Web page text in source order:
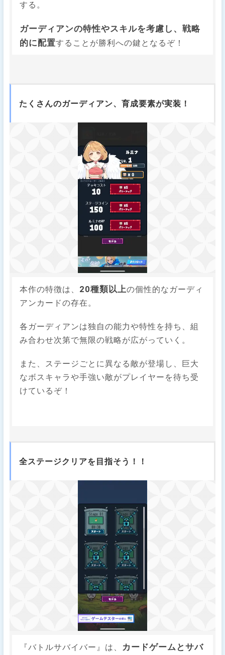
する。
​ガーディアンの特性やスキルを考慮し、戦略
的に配置することが勝利への鍵となるぞ！​
たくさんのガーディアン、育成要素が実装！
本作の特徴は、 20種類以上の個性的なガーディ
アンカードの存在。
​各ガーディアンは独自の能力や特性を持ち、組
み合わせ次第で無限の戦略が広がっていく。
​また、ステージごとに異なる敵が登場し、巨大
なボスキャラや手強い敵がプレイヤーを待ち受
けているぞ！
全ステージクリアを目指そう！！
『バトルサバイバー』は、 カードゲームとサバ